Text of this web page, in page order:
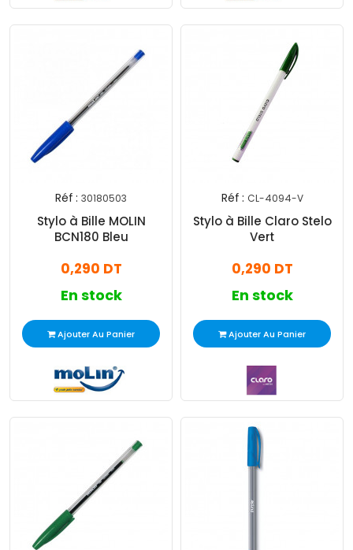
Réf : 30180503
Stylo à Bille MOLIN
BCN180 Bleu
0,290 DT
En stock
Ajouter Au Panier
Réf : CL-4094-V
Stylo à Bille Claro Stelo
Vert
0,290 DT
En stock
Ajouter Au Panier